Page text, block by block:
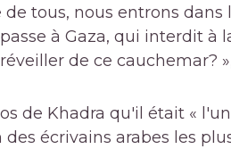
de tous, nous entrons
à Gaza, qui interdit à
de ce cauchemar?
de Khadra qu'il était «
écrivains arabes les